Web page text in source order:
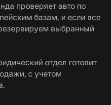
проверяет авто по
базам, и если все
выбранный
отдел готовит
с учетом